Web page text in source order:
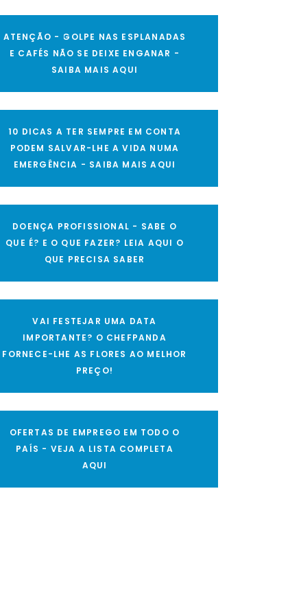
ATENÇÃO - GOLPE NAS ESPLANADAS
E CAFÉS NÃO SE DEIXE ENGANAR -
SAIBA MAIS AQUI
10 DICAS A TER SEMPRE EM CONTA
PODEM SALVAR-LHE A VIDA NUMA
EMERGÊNCIA - SAIBA MAIS AQUI
DOENÇA PROFISSIONAL - SABE O
QUE É? E O QUE FAZER? LEIA AQUI O
QUE PRECISA SABER
VAI FESTEJAR UMA DATA
IMPORTANTE? O CHEFPANDA
FORNECE-LHE AS FLORES AO MELHOR
PREÇO!
OFERTAS DE EMPREGO EM TODO O
PAÍS - VEJA A LISTA COMPLETA
AQUI